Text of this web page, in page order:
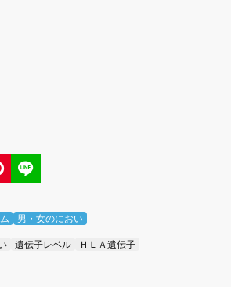
男・女のにおい
遺伝子レベル ＨＬＡ遺伝子